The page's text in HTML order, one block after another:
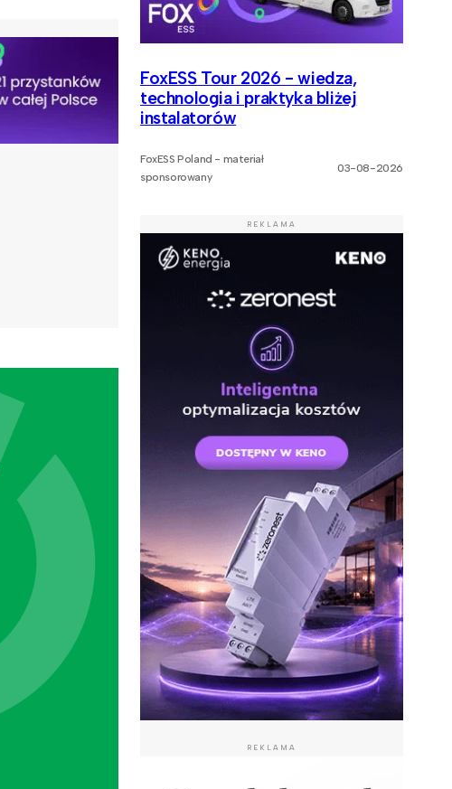
FoxESS Tour 2026 - wiedza,
technologia i praktyka bliżej
instalatorów
FoxESS Poland - materiał
sponsorowany
03-08-2026
REKLAMA
REKLAMA